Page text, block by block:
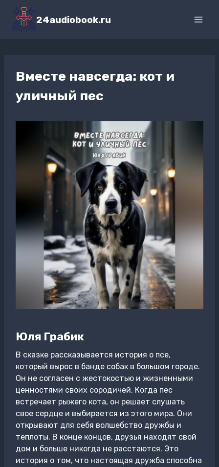
Перейти
содержимому
24audiobook.ru
Вместе навсегда: кот и
уличный пес
Юля Грабик
В сказке рассказывается история о псе,
который вырос в банде собак в большом городе.
Он не согласен с жестокостью и жизненными
ценностями своих сородичей. Когда пес
встречает рыжего кота, он решает слушать
свое сердце и выбирается из этого мира. Они
открывают для себя волшебство дружбы и
теплоты. В конце концов, друзья находят свой
дом и больше никогда не расстаются. Это
история о том, что настоящая дружба способна